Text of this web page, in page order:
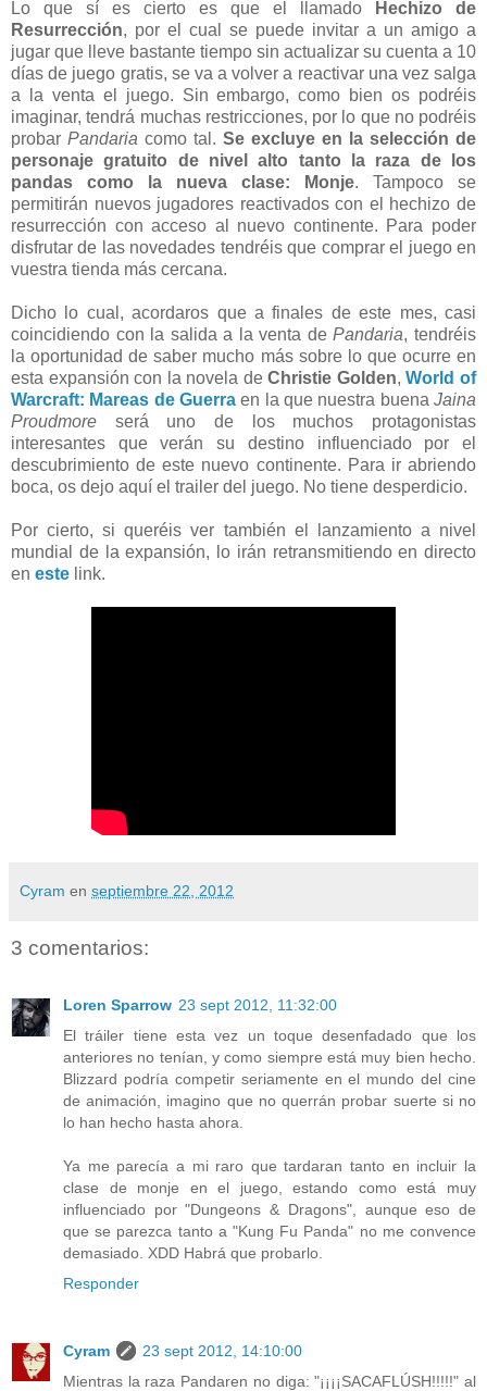
Lo que sí es cierto es que el llamado
Hechizo de
Resurrección, por el cual se puede invitar a un amigo a
jugar que lleve bastante tiempo sin actualizar su cuenta a 10
días de juego gratis, se va a volver a reactivar una vez salga
a la venta el juego. Sin embargo, como bien os podréis
imaginar, tendrá muchas restricciones, por lo que no podréis
probar Pandaria como tal. Se excluye en la selección de
personaje gratuito de nivel alto tanto la raza de los
pandas como la nueva clase: Monje. Tampoco se
permitirán nuevos jugadores reactivados con el hechizo de
resurrección con acceso al nuevo continente. Para poder
disfrutar de las novedades tendréis que comprar el juego en
vuestra tienda más cercana.
Dicho lo cual, acordaros que a finales de este mes, casi
coincidiendo con la salida a la venta dePandaria, tendréis
la oportunidad de saber mucho más sobre lo que ocurre en
esta expansión con la novela deChristie Golden,World of
Warcraft: Mareas de Guerra en la que nuestra buena Jaina
Proudmore será uno de los muchos protagonistas
interesantes que verán su destino influenciado por el
descubrimiento de este nuevo continente. Para ir abriendo
boca, os dejo aquí el trailer del juego. No tiene desperdicio.
Por cierto, si queréis ver también el lanzamiento a nivel
mundial de la expansión, lo irán retransmitiendo en directo
en este link.
Cyram en septiembre 22, 2012
3 comentarios:
Loren Sparrow 23 sept 2012, 11:32:00
El tráiler tiene esta vez un toque desenfadado que los
anteriores no tenían, y como siempre está muy bien hecho.
Blizzard podría competir seriamente en el mundo del cine
de animación, imagino que no querrán probar suerte si no
lo han hecho hasta ahora.
Ya me parecía a mi raro que tardaran tanto en incluir la
clase de monje en el juego, estando como está muy
influenciado por "Dungeons & Dragons", aunque eso de
que se parezca tanto a "Kung Fu Panda" no me convence
demasiado. XDD Habrá que probarlo.
Responder
Cyram
23 sept 2012, 14:10:00
Mientras la raza Pandaren no diga: "¡¡¡¡SACAFLÚSH!!!!!" al